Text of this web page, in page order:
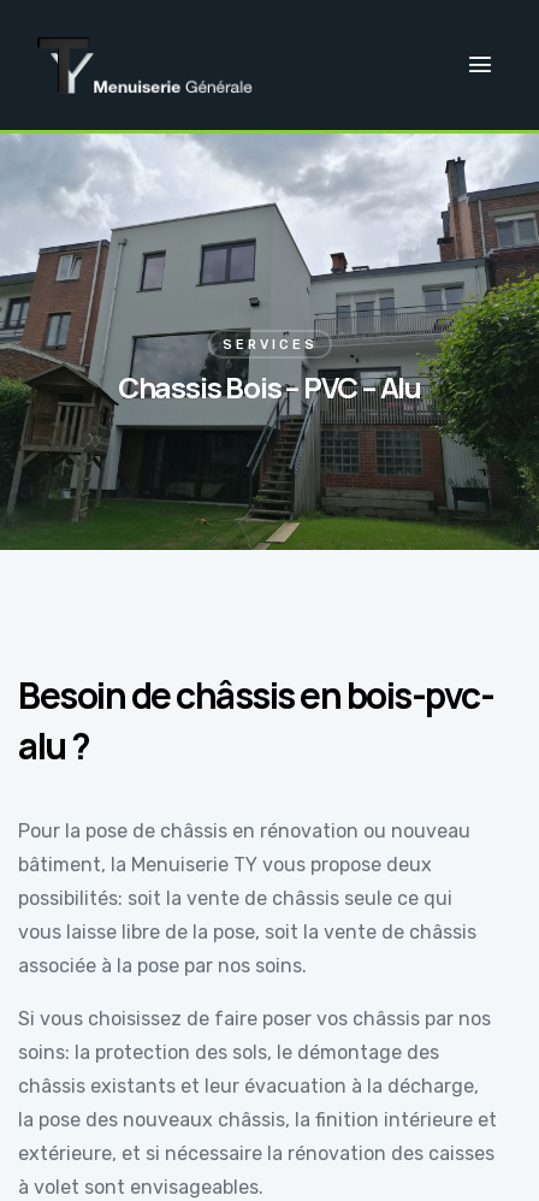
SERVICES
Chassis Bois – PVC – Alu
Besoin de châssis en bois-pvc-
alu ?
Pour la pose de châssis en rénovation ou nouveau
bâtiment, la Menuiserie TY vous propose deux
possibilités: soit la vente de châssis seule ce qui
vous laisse libre de la pose, soit la vente de châssis
associée à la pose par nos soins.
Si vous choisissez de faire poser vos châssis par nos
soins: la protection des sols, le démontage des
châssis existants et leur évacuation à la décharge,
la pose des nouveaux châssis, la finition intérieure et
extérieure, et si nécessaire la rénovation des caisses
à volet sont envisageables.